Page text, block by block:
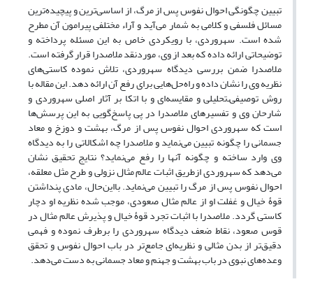
تبیین چگونگی احوال نفوس پس از مرگ، از اساسی‌ترین و پیچیده‌ترین
مسائل فلسفی و کلامی به ‌شمار می‌آید و آراء مختلفی پیرامون آن مطرح
شده است. سهروردی، با رویکردی خاص به این مسئله پرداخته و
توضیحاتی ارائه داده که بعد از وی، مورد‌نقد ملاصدرا قرار گرفته است.
ملاصدرا ضمن بررسی دیدگاه سهروردی، تلاش نموده کاستی‌های
نظریه وی را نشان داده و راه‌حل‌هایی برای رفع آن ارائه دهد. این مقاله با
روش توصیفی‌ـ‌تحلیلی و مقایسه‌ای و با اتکا بر آثار اصلی سهروردی و
شارحان وی و تفسیرهای ملاصدرا در پی پاسخ‌گویی به این پرسش‌ها
است که سهروردی احوال نفوس پس از مرگ، بهشت و دوزخ و معاد
جسمانی را چگونه تبیین می‌نماید و ملاصدرا چه اشکالاتی را به دیدگاه‌
وی وارد ساخته و چگونه آنها را رفع می‌نماید؟ نتایج تحقیق نشان
می‌دهد که سهروردی ازطریقِ اثبات عالم مثال نزولی و طرح مثل معلقه،
احوال نفوس پس از مرگ را تبیین می‌نماید. بااین‌حال، مادی‌ پنداشتن
قوۀ خیال و غفلت او از عالم مثال صعودی، موجب شده نظریه او دچار
کاستی گردد. ملاصدرا با اثبات تجرد قوۀ خیال و پذیرش عالم مثال در
قوس صعود، نقاط ضعف دیدگاه سهروردی را برطرف نموده و فهمی
دقیق‌تر از بدن مثالی و نظریه‌ای جامع‌تر در باب احوال نفوس و تحقق
وعده‌های نبوی در باب بهشت و جهنم و معاد جسمانی به‌ دست می‌دهد.